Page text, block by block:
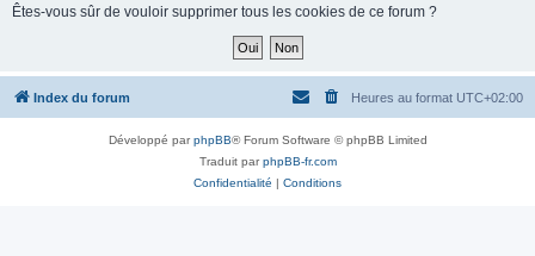
h
Êtes-vous sûr de vouloir supprimer tous les cookies de ce forum ?
Index du forum Heures au format UTC+02:00
Développé parphpBB® Forum Software © phpBB Limited
Traduit parphpBB-fr.com
Confidentialité | Conditions